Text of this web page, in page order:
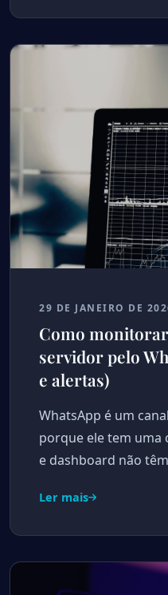
29 DE JANEIRO DE
Como
servidor pelo
e alertas)
WhatsApp é um
porque ele tem uma
e dashboard não
Ler mais